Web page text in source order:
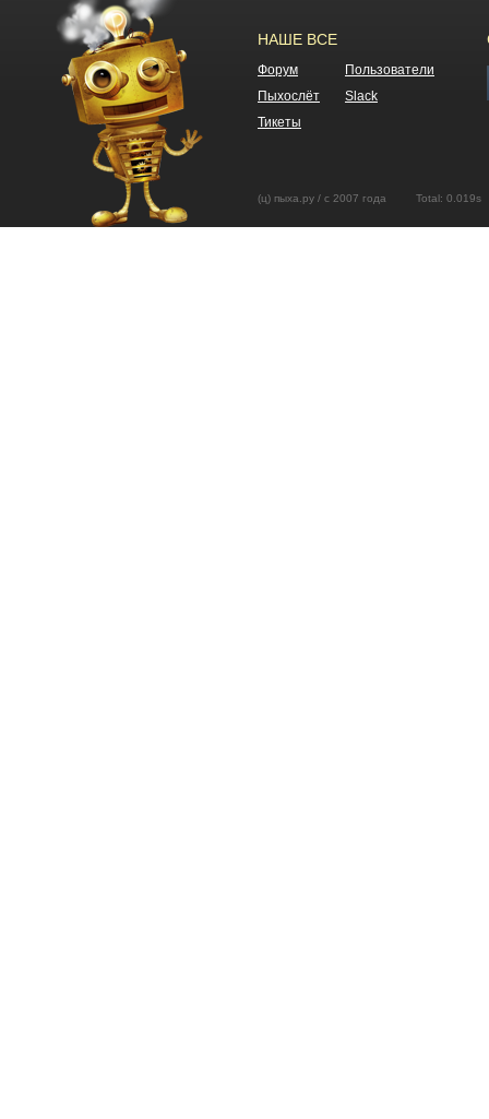
НАШЕ ВСЕ
Форум
Пользователи
Пыхослёт
Slack
Тикеты
(ц) пыха.ру / с 2007 года Total: